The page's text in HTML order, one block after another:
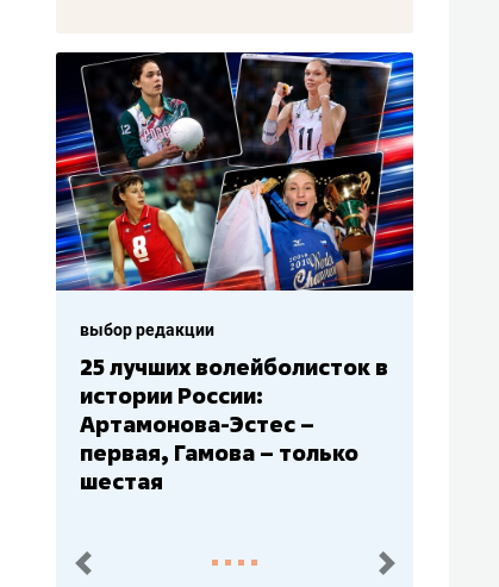
выбор редакции
Бюджеты клубов КХЛ: СКА
– главный мажор, «Ак
Барс» – второй, «Салават
Юлаев» – середняк
пред. след.